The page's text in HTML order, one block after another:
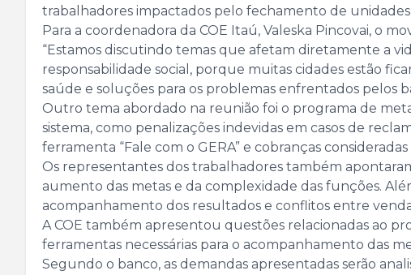
trabalhadores impactados pelo fechamento de
Para a coordenadora da COE Itaú, Valeska Pincovai, o
“Estamos discutindo temas que afetam diretamente a
responsabilidade social, porque muitas cidades estão
saúde e soluções para os problemas enfrentados pelos
Outro tema abordado na reunião foi o programa de
sistema, como penalizações indevidas em casos de
ferramenta “Fale com o GERA” e cobranças
Os representantes dos trabalhadores também
aumento das metas e da complexidade das funções.
acompanhamento dos resultados e conflitos entre
A COE também apresentou questões relacionadas ao
ferramentas necessárias para o acompanhamento das
Segundo o banco, as demandas apresentadas serão